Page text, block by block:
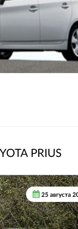
PRIUS
25 августа